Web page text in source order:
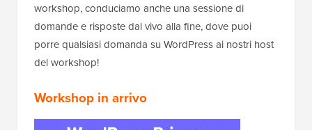
workshop, conduciamo anche una sessione di
domande e risposte dal vivo alla fine, dove puoi
porre qualsiasi domanda su WordPress ai nostri host
del workshop!
Workshop in arrivo